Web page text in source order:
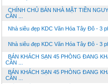
CHÍNH CHỦ BÁN NHÀ MẶT TIỀN
CẦN ...
Nhà siêu đẹp KDC Văn Hóa Tây Đô - 3
Nhà siêu đẹp KDC Văn Hóa Tây Đô - 3
BÁN KHÁCH SẠN 45 PHÒNG ĐANG
CẦN ...
BÁN KHÁCH SẠN 45 PHÒNG ĐANG
CẦN ...